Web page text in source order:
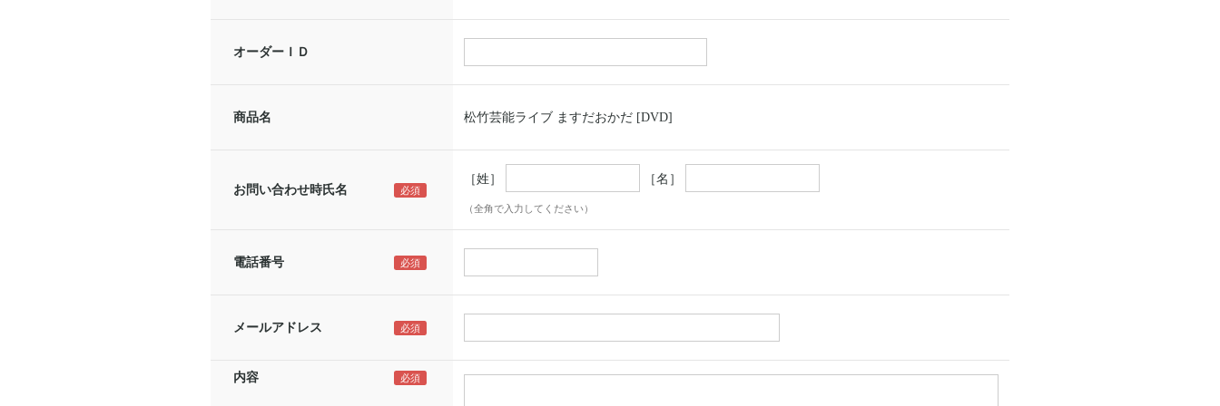
オーダーＩＤ
商品名 松竹芸能ライブ ますだおかだ [DVD]
お問い合わせ時氏名
［姓］ ［名］
（全角で入力してください）
電話番号
メールアドレス
内容